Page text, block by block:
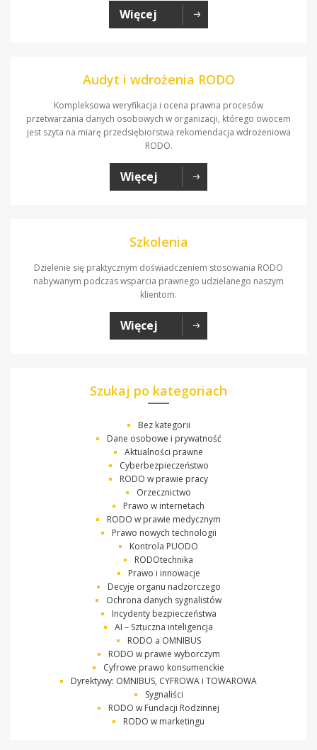
Więcej
Audyt i wdrożenia RODO
Kompleksowa weryfikacja i ocena prawna procesów
przetwarzania danych osobowych w organizacji, którego owocem
jest szyta na miarę przedsiębiorstwa rekomendacja wdrożeniowa
RODO.
Więcej
Szkolenia
Dzielenie się praktycznym doświadczeniem stosowania RODO
nabywanym podczas wsparcia prawnego udzielanego naszym
klientom.
Więcej
Szukaj po kategoriach
Bez kategorii
Dane osobowe i prywatność
Aktualności prawne
Cyberbezpieczeństwo
RODO w prawie pracy
Orzecznictwo
Prawo w internetach
RODO w prawie medycznym
Prawo nowych technologii
Kontrola PUODO
RODOtechnika
Prawo i innowacje
Decyje organu nadzorczego
Ochrona danych sygnalistów
Incydenty bezpieczeństwa
AI – Sztuczna inteligencja
RODO a OMNIBUS
RODO w prawie wyborczym
Cyfrowe prawo konsumenckie
Dyrektywy: OMNIBUS, CYFROWA i TOWAROWA
Sygnaliści
RODO w Fundacji Rodzinnej
RODO w marketingu